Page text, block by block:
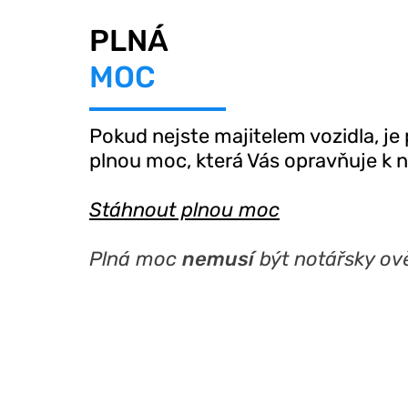
PLNÁ
MOC
Pokud nejste majitelem vozidla,
plnou moc, která Vás opravňuje k
Stáhnout plnou moc
Plná moc nemusíbýt notářsky